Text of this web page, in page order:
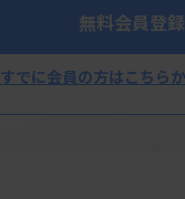
無料会員登録
すでに会員の方はこちら